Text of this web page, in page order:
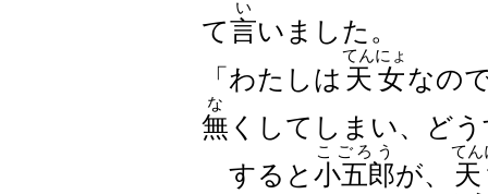
て言
い
いました。
「わたしは 天女
てんにょ
なの
無
な
くしてしまい、ど
すると 小五郎
こごろう
が、
てん